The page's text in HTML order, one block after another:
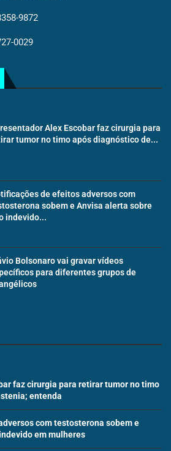
9872
0029
Alex Escobar faz cirurgia para
tumor no timo após diagnóstico de...
de efeitos adversos com
sobem e Anvisa alerta sobre
indevido...
Bolsonaro vai gravar vídeos
para diferentes grupos de
faz cirurgia para retirar tumor no timo
entenda
com testosterona sobem e
em mulheres